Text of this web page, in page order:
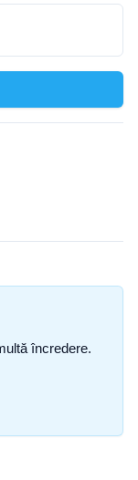
încredere.